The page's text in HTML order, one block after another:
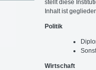
stellt diese
Inhalt ist
Politik
Wirtschaft